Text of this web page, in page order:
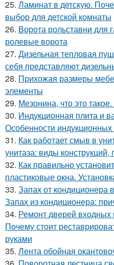
25. Ламинат в детскую.
выбор для детской комнаты
26. Ворота рольставни для
ролевые ворота
27. Дизельная тепловая
себя представляют
28. Прихожая размеры
элементы
29. Мезонина, что это
30. Индукционная плита и
Особенности
31. Как работает смыв в
унитаза: виды
32. Как правильно
пластиковые окна.
33. Запах от кондиционера
Запах из кондиционера:
34. Ремонт дверей входных
Почему стоит
руками
35. Лента обойная